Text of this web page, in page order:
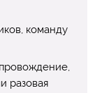
команду
разовая